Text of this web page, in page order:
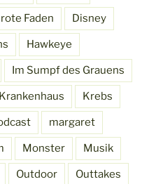
Faden Disney
Hawkeye
Im Sumpf des Grauens
Krankenhaus Krebs
margaret
Monster Musik
Outdoor Outtakes